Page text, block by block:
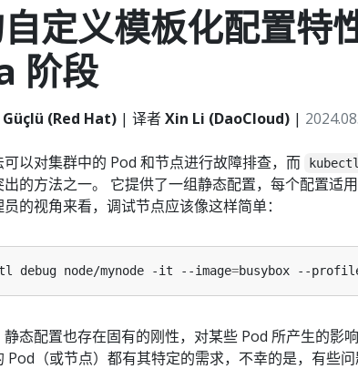
定义模板化配置特
阶段
(Red Hat) | 译者Xin Li (DaoCloud) |
以对集群中的 Pod 和节点进行故障排查，而
出的方法之一。 它提供了一组静态配置，每个配置适
的视角来看，调试节点应该像这样简单：
debug node/mynode -it --image=busybox --
静态配置也存在固有的刚性，对某些 Pod 所产生的影
Pod（或节点）都有其特定的需求，不幸的是，有些